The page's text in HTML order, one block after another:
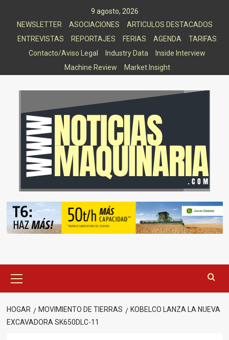
9 agosto, 2026
NEWSLETTER
ASOCIACIONES
ARTICULOS DESTACADOS
ENTREVISTAS
REPORTAJES FERIAS AGENDA
TARIFAS
Contacto/Aviso Legal
Industry Data
Inside Interview
Machine Review
Market Insight
principal
HOGAR MOVIMIENTO DE TIERRAS
KOBELCO LANZA LA NUEVA
EXCAVADORA SK650DLC-11